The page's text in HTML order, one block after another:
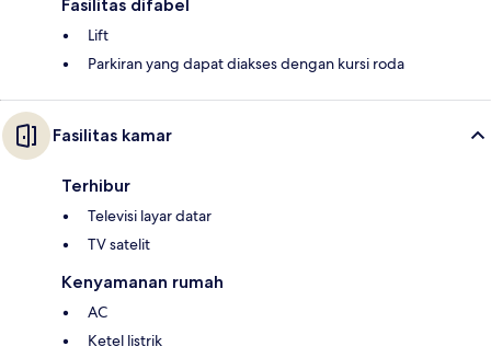
Fasilitas difabel
Lift
Parkiran yang dapat diakses dengan kursi roda
Fasilitas kamar
Terhibur
Televisi layar datar
TV satelit
Kenyamanan rumah
AC
Ketel listrik